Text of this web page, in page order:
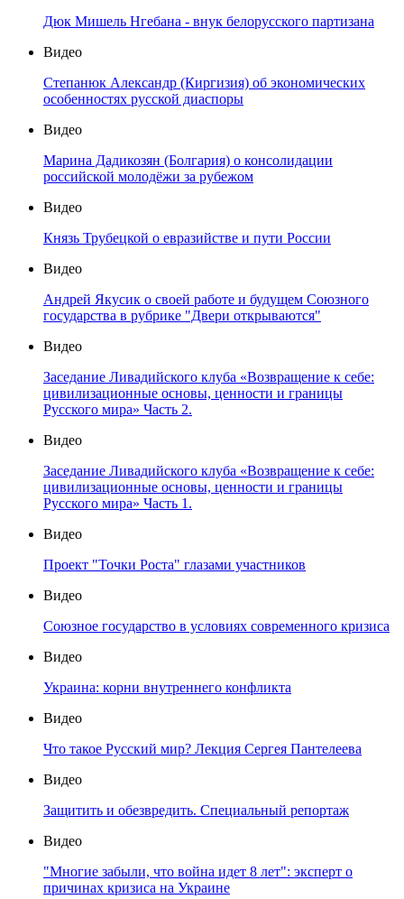
Дюк Мишель Нгебана - внук белорусского партизана
Видео
Степанюк Александр (Киргизия) об экономических
особенностях русской диаспоры
Видео
Марина Дадикозян (Болгария) о консолидации
российской молодёжи за рубежом
Видео
Князь Трубецкой о евразийстве и пути России
Видео
Андрей Якусик о своей работе и будущем Союзного
государства в рубрике "Двери открываются"
Видео
Заседание Ливадийского клуба «Возвращение к себе:
цивилизационные основы, ценности и границы
Русского мира» Часть 2.
Видео
Заседание Ливадийского клуба «Возвращение к себе:
цивилизационные основы, ценности и границы
Русского мира» Часть 1.
Видео
Проект "Точки Роста" глазами участников
Видео
Союзное государство в условиях современного кризиса
Видео
Украина: корни внутреннего конфликта
Видео
Что такое Русский мир? Лекция Сергея Пантелеева
Видео
Защитить и обезвредить. Специальный репортаж
Видео
"Многие забыли, что война идет 8 лет": эксперт о
причинах кризиса на Украине